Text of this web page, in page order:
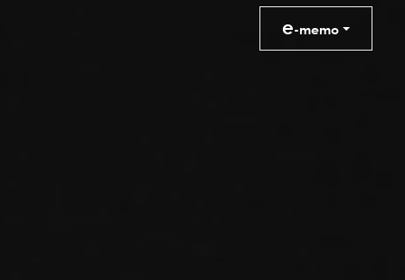
e-memo